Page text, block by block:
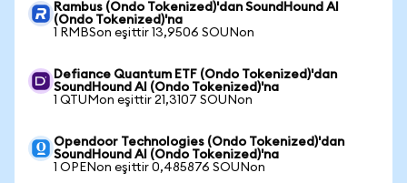
Rambus (Ondo Tokenized)'dan SoundHound AI
(Ondo Tokenized)'na
1 RMBSon eşittir 13,9506 SOUNon
Defiance Quantum ETF (Ondo Tokenized)'dan
SoundHound AI (Ondo Tokenized)'na
1 QTUMon eşittir 21,3107 SOUNon
Opendoor Technologies (Ondo Tokenized)'dan
SoundHound AI (Ondo Tokenized)'na
1 OPENon eşittir 0,485876 SOUNon